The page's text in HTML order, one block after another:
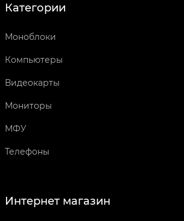
Категории
Моноблоки
Компьютеры
Видеокарты
Мониторы
МФУ
Телефоны
Интернет магазин